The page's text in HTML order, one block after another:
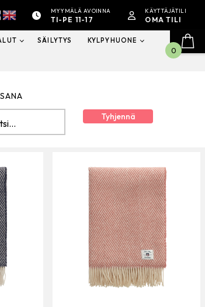
MYYMÄLÄ AVOINNA
TI-PE 11-17
KÄYTTÄJÄTILI
OMA TILI
SÄILYTYS KYLPYHUONE
Tyhjennä
0